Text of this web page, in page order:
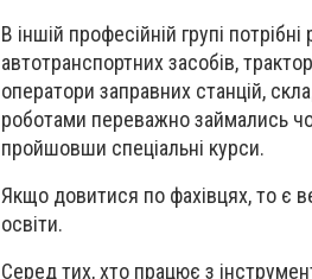
В іншій професійній групі
автотранспортних засобів,
оператори заправних станцій,
роботами переважно займались
пройшовши спеціальні курси.
Якщо довитися по фахівцях, то є
освіти.
Серед тих, хто працює з